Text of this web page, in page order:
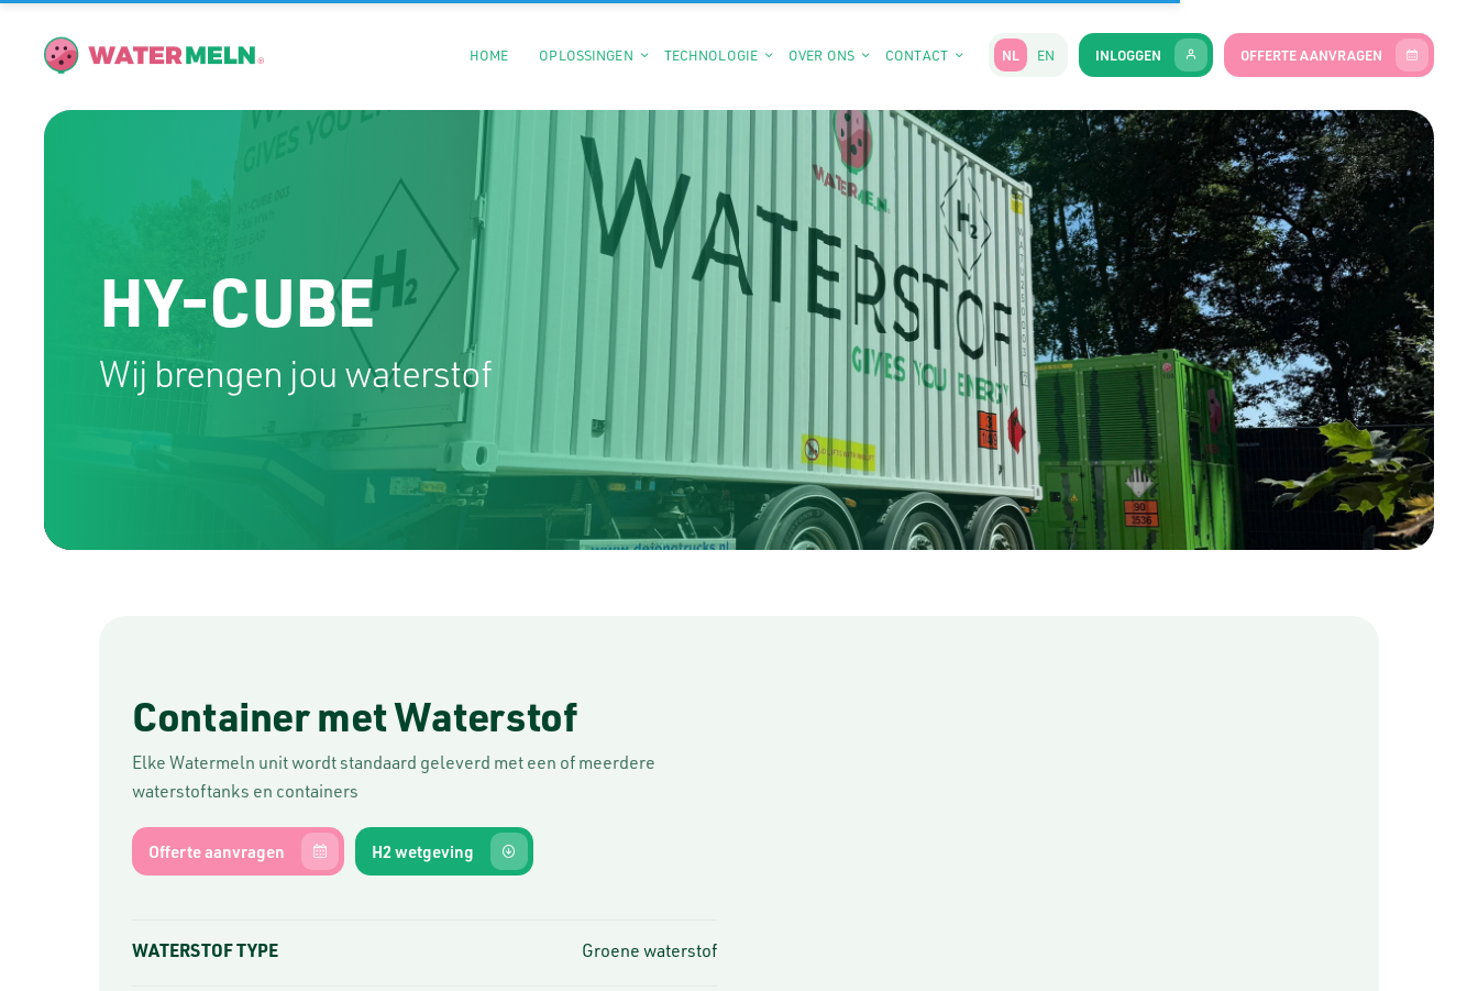
HOME OPLOSSINGEN TECHNOLOGIE OVER ONS CONTACT NL EN INLOGGEN OFFERTE AANVRAGEN
HY-CUBE
Wij brengen jou waterstof
Container met Waterstof
Elke Watermeln unit wordt standaard geleverd met een of meerdere
waterstoftanks en containers
Offerte aanvragen H2 wetgeving
WATERSTOF TYPE Groene waterstof